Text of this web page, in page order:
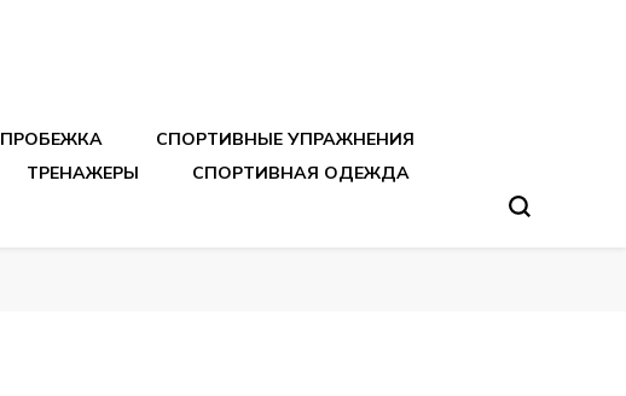
ПРОБЕЖКА
СПОРТИВНЫЕ УПРАЖНЕНИЯ
ТРЕНАЖЕРЫ СПОРТИВНАЯ ОДЕЖДА